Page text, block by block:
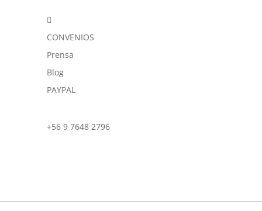

CONVENIOS
Prensa
Blog
PAYPAL
+56 9 7648 2796